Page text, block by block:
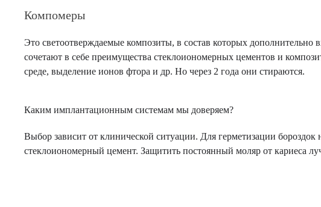
Компомеры
Это светоотверждаемые композиты, в состав которых
сочетают в себе преимущества стеклоиономерных цементов и
среде, выделение ионов фтора и др. Но через 2 года они стираются.
Каким имплантационным системам мы доверяем?
Выбор зависит от клинической ситуации. Для герметизации
стеклоиономерный цемент. Защитить постоянный моляр от кариеса